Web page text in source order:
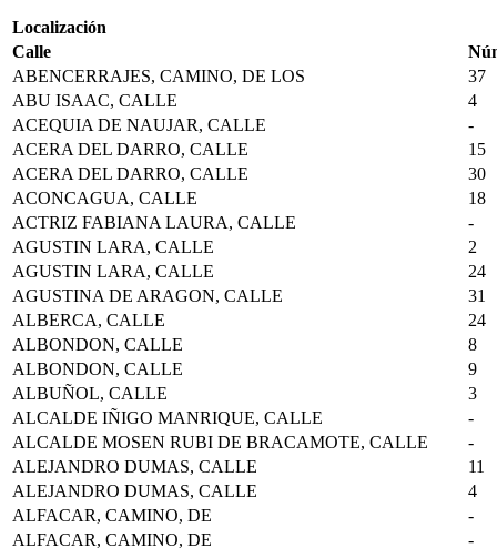
Localización
Calle
ABENCERRAJES, CAMINO, DE LOS
37
ABU ISAAC, CALLE
4
ACEQUIA DE NAUJAR, CALLE
-
ACERA DEL DARRO, CALLE
15
ACERA DEL DARRO, CALLE
30
ACONCAGUA, CALLE
18
ACTRIZ FABIANA LAURA, CALLE
-
AGUSTIN LARA, CALLE
2
AGUSTIN LARA, CALLE
24
AGUSTINA DE ARAGON, CALLE
31
ALBERCA, CALLE
24
ALBONDON, CALLE
8
ALBONDON, CALLE
9
ALBUÑOL, CALLE
3
ALCALDE IÑIGO MANRIQUE, CALLE
-
ALCALDE MOSEN RUBI DE BRACAMOTE, CALLE
-
ALEJANDRO DUMAS, CALLE
11
ALEJANDRO DUMAS, CALLE
4
ALFACAR, CAMINO, DE
-
ALFACAR, CAMINO, DE
-